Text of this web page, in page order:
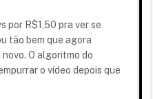
por R$1,50 pra ver se
tão bem que agora
O algoritmo do
o vídeo depois que